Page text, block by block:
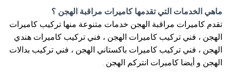
ماهي الخدمات التي تقدمها كاميرات مراقبة الهجن ؟
تقدم كاميرات مراقبة الهجن خدمات متنوعة منها تركيب كاميرات
الهجن ، فني تركيب كاميرات الهجن ، فني تركيب كاميرات هندي
الهجن ، فني تركيب كاميرات باكستاني الهجن ، فني تركيب بدالات
الهجن و أيضا كاميرات انتركم الهجن .